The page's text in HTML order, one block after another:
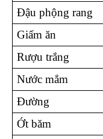
Đậu phộng rang
Giấm ăn
Rượu trắng
Nước mắm
Đường
Ớt băm